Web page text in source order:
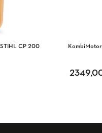
CP 200
KombiMotor